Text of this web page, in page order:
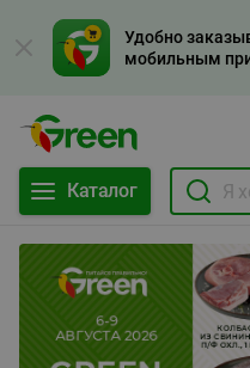
Удобно
мобильным
Каталог